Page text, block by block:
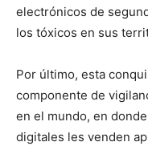
electrónicos de
los tóxicos en sus
Por último, esta
componente de
en el mundo, en
digitales les venden